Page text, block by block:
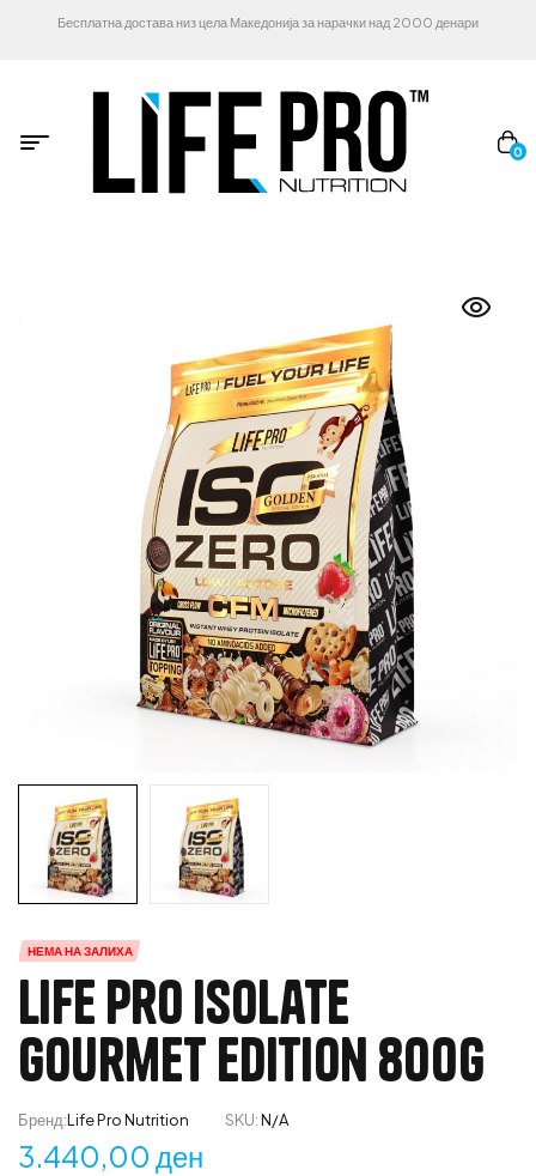
Бесплатна достава низ цела Македонија за нарачки над 2000 денари
0
НЕМА НА ЗАЛИХА
Life Pro Isolate
Gourmet Edition 800g
Бренд:Life Pro Nutrition SKU:N/A
3.440,00 ден